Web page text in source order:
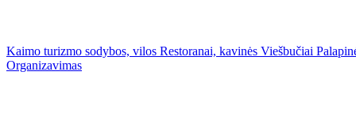
Kaimo turizmo sodybos, vilos Restoranai, kavinės Viešbučiai
Organizavimas